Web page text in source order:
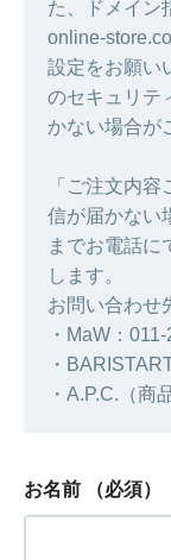
た、ドメイン
online-
設定をお願い
のセキュリテ
かない場合が
「ご注文内
信が届かない
までお電話に
します。
お問い合わせ
・MaW：
・
・A.P.C.（商
お名前 （必須）